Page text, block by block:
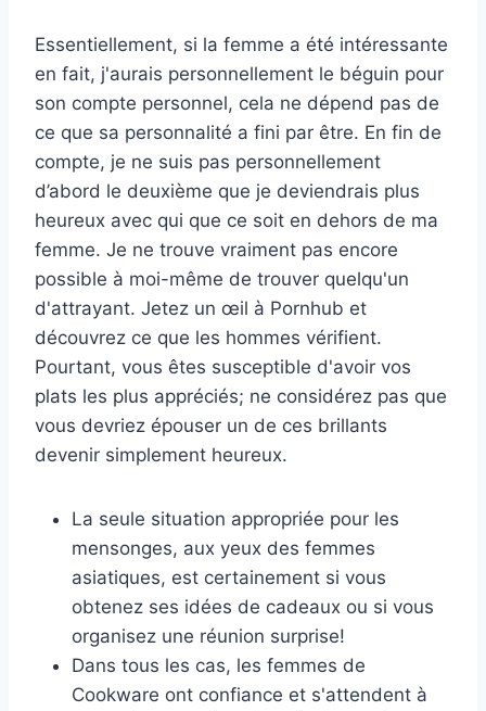
Essentiellement, si la femme a été intéressante
en fait, j'aurais personnellement le béguin pour
son compte personnel, cela ne dépend pas de
ce que sa personnalité a fini par être. En fin de
compte, je ne suis pas personnellement
d’abord le deuxième que je deviendrais plus
heureux avec qui que ce soit en dehors de ma
femme. Je ne trouve vraiment pas encore
possible à moi-même de trouver quelqu'un
d'attrayant. Jetez un œil à Pornhub et
découvrez ce que les hommes vérifient.
Pourtant, vous êtes susceptible d'avoir vos
plats les plus appréciés; ne considérez pas que
vous devriez épouser un de ces brillants
devenir simplement heureux.
La seule situation appropriée pour les
mensonges, aux yeux des femmes
asiatiques, est certainement si vous
obtenez ses idées de cadeaux ou si vous
organisez une réunion surprise!
Dans tous les cas, les femmes de
Cookware ont confiance et s'attendent à